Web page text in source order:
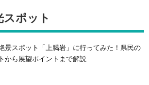
スポット
景スポット「上臈岩」に行ってみた！県民の
から展望ポイントまで解説